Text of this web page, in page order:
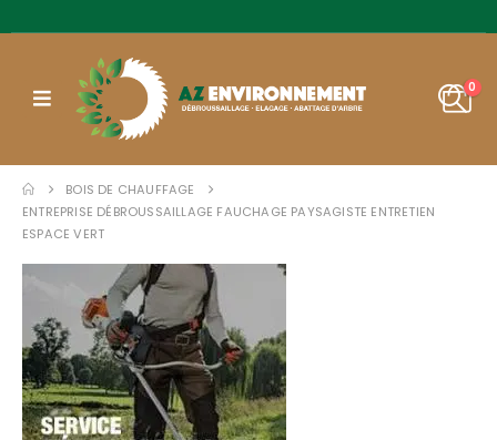
0
BOIS DE CHAUFFAGE
ENTREPRISE DÉBROUSSAILLAGE FAUCHAGE PAYSAGISTE ENTRETIEN
ESPACE VERT